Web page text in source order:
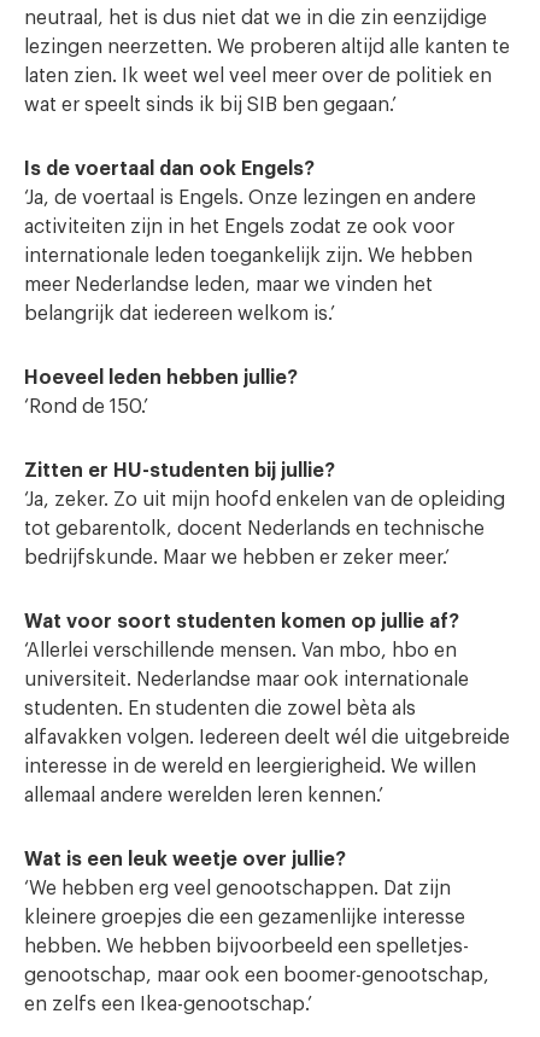
neutraal, het is dus niet dat we in die zin eenzijdige
lezingen neerzetten. We proberen altijd alle kanten te
laten zien. Ik weet wel veel meer over de politiek en
wat er speelt sinds ik bij SIB ben gegaan.’
Is de voertaal dan ook Engels?
‘Ja, de voertaal is Engels. Onze lezingen en andere
activiteiten zijn in het Engels zodat ze ook voor
internationale leden toegankelijk zijn. We hebben
meer Nederlandse leden, maar we vinden het
belangrijk dat iedereen welkom is.’
Hoeveel leden hebben jullie?
‘Rond de 150.’
Zitten er HU-studenten bij jullie?
‘Ja, zeker. Zo uit mijn hoofd enkelen van de opleiding
tot gebarentolk, docent Nederlands en technische
bedrijfskunde. Maar we hebben er zeker meer.’
Wat voor soort studenten komen op jullie af?
‘Allerlei verschillende mensen. Van mbo, hbo en
universiteit. Nederlandse maar ook internationale
studenten. En studenten die zowel bèta als
alfavakken volgen. Iedereen deelt wél die uitgebreide
interesse in de wereld en leergierigheid. We willen
allemaal andere werelden leren kennen.’
Wat is een leuk weetje over jullie?
‘We hebben erg veel genootschappen. Dat zijn
kleinere groepjes die een gezamenlijke interesse
hebben. We hebben bijvoorbeeld een spelletjes-
genootschap, maar ook een boomer-genootschap,
en zelfs een Ikea-genootschap.’